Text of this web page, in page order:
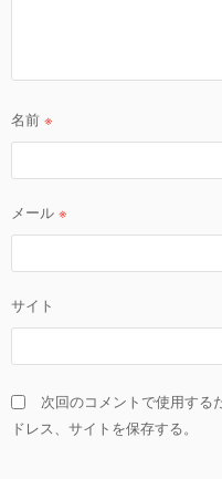
名前 ※
メール ※
サイト
次回のコメントで使用する
ドレス、サイトを保存する。